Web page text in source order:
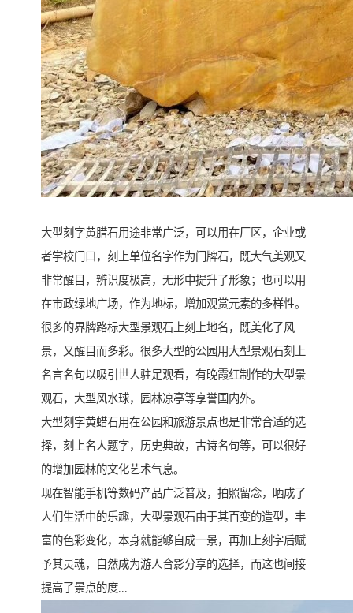
大型刻字黄腊石用途非常广泛，可以用在厂区，企业或
者学校门口，刻上单位名字作为门牌石，既大气美观又
非常醒目，辨识度极高，无形中提升了形象；也可以用
在市政绿地广场，作为地标，增加观赏元素的多样性。
很多的界牌路标大型景观石上刻上地名，既美化了风
景，又醒目而多彩。很多大型的公园用大型景观石刻上
名言名句以吸引世人驻足观看，有晚霞红制作的大型景
观石，大型风水球，园林凉亭等享誉国内外。
大型刻字黄蜡石用在公园和旅游景点也是非常合适的选
择，刻上名人题字，历史典故，古诗名句等，可以很好
的增加园林的文化艺术气息。
现在智能手机等数码产品广泛普及，拍照留念，晒成了
人们生活中的乐趣，大型景观石由于其百变的造型，丰
富的色彩变化，本身就能够自成一景，再加上刻字后赋
予其灵魂，自然成为游人合影分享的选择，而这也间接
提高了景点的度...